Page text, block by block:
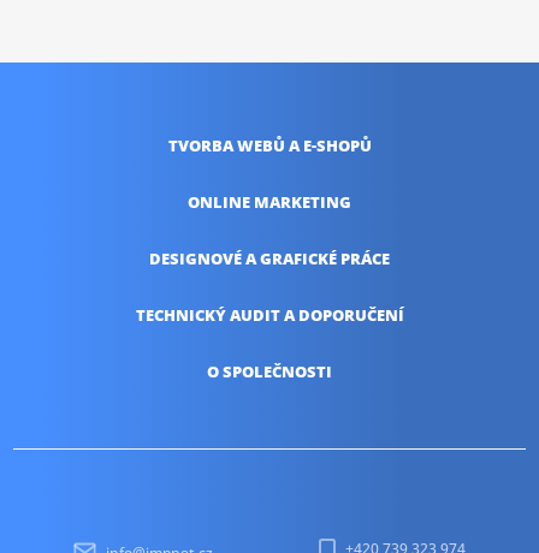
TVORBA WEBŮ A E-SHOPŮ
ONLINE MARKETING
DESIGNOVÉ AGRAFICKÉ PRÁCE
TECHNICKÝ AUDITA DOPORUČENÍ
O SPOLEČNOSTI
+420 739 323 974